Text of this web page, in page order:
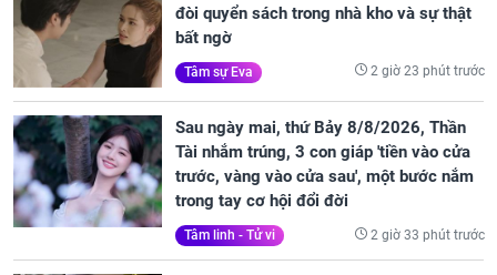
đòi quyển sách trong nhà kho và sự thật
bất ngờ
Tâm sự Eva 2 giờ 23 phút trước
Sau ngày mai, thứ Bảy 8/8/2026, Thần
Tài nhắm trúng, 3 con giáp 'tiền vào cửa
trước, vàng vào cửa sau', một bước nắm
trong tay cơ hội đổi đời
Tâm linh - Tử vi 2 giờ 33 phút trước